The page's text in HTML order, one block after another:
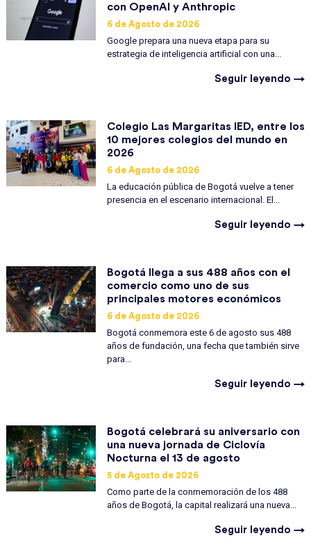
con OpenAI y Anthropic
6 de Agosto de 2026
Google prepara una nueva etapa para su
estrategia de inteligencia artificial con una...
Seguir leyendo →
Colegio Las Margaritas IED, entre los
10 mejores colegios del mundo en
2026
6 de Agosto de 2026
La educación pública de Bogotá vuelve a tener
presencia en el escenario internacional. El...
Seguir leyendo →
Bogotá llega a sus 488 años con el
comercio como uno de sus
principales motores económicos
6 de Agosto de 2026
Bogotá conmemora este 6 de agosto sus 488
años de fundación, una fecha que también sirve
para...
Seguir leyendo →
Bogotá celebrará su aniversario con
una nueva jornada de Ciclovía
Nocturna el 13 de agosto
5 de Agosto de 2026
Como parte de la conmemoración de los 488
años de Bogotá, la capital realizará una nueva...
Seguir leyendo →